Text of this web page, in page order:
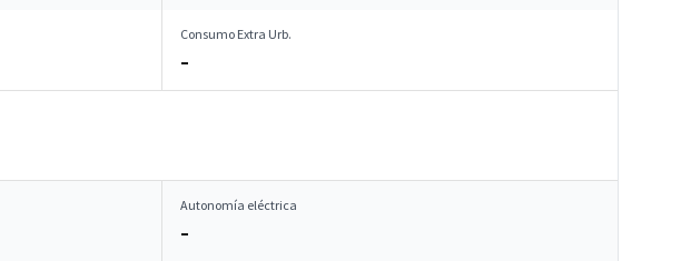
Consumo Extra Urb.
–
Autonomía eléctrica
–